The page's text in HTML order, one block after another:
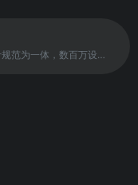
摹客集设计协作平台、原型设计和设计规范为一体，数百万设计师、产品经理和开发工程师必备设计神器、交互原型、标注切图、文档管理。设计+协作，摹客就够了！